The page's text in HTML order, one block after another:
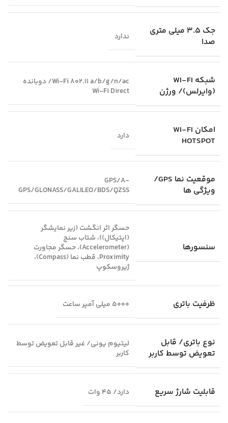
جک 3.5 میلی متری
صدا
ندارد
شبکه WI-FI
(وایرلس)/ ورژن
Wi-Fi 802.11 a/b/g/n/ac/ دوبانده
Wi-Fi Direct
امکان WI-FI
HOTSPOT
دارد
موقعیت‌ نما GPS/
ویژگی‌ ها
GPS/A-
GPS/GLONASS/GALILEO/BDS/QZSS
سنسورها
حسگر اثر انگشت (زیر نمایشگر
(اپتیکال))، شتاب سنج
(Accelerometer)، حسگر مجاورت
Proximity، قطب نما (Compass)،
ژیروسکوپ
ظرفیت باتری 5000 میلی آمپر ساعت
نوع باتری/ قابل
تعویض توسط کاربر
لیتیوم‌ یونی/ غیر قابل تعویض توسط
کاربر
قابلیت شارژ سریع دارد/ 45 وات